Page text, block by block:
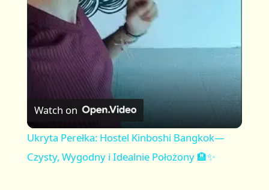
a
V
i
Watch on
Ukryta Perełka: Hostel Kinboshi Bangkok—
Czysty, Wygodny i Idealnie Położony 🏨✨